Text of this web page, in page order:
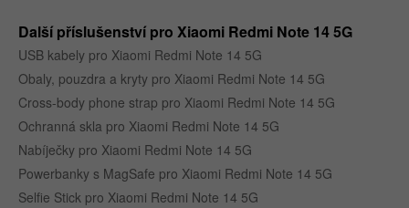
Další příslušenství pro Xiaomi Redmi Note 14 5G
USB kabely pro Xiaomi Redmi Note 14 5G
Obaly, pouzdra a kryty pro Xiaomi Redmi Note 14 5G
Cross-body phone strap pro Xiaomi Redmi Note 14 5G
Ochranná skla pro Xiaomi Redmi Note 14 5G
Nabíječky pro Xiaomi Redmi Note 14 5G
Powerbanky s MagSafe pro Xiaomi Redmi Note 14 5G
Selfie Stick pro Xiaomi Redmi Note 14 5G